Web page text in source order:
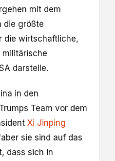
mit dem
die größte
die wirtschaftliche,
darstelle.
in den
Team vor dem
Xi Jinping
sie sind auf das
dass sich in